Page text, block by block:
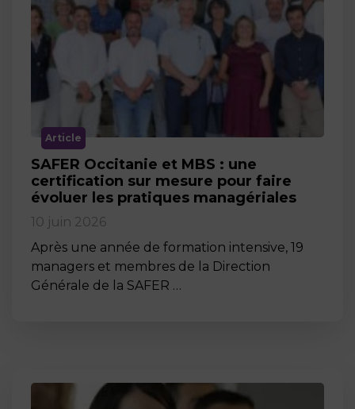
Article
SAFER Occitanie et MBS : une
certification sur mesure pour faire
évoluer les pratiques managériales
10 juin 2026
Après une année de formation intensive, 19
managers et membres de la Direction
Générale de la SAFER …